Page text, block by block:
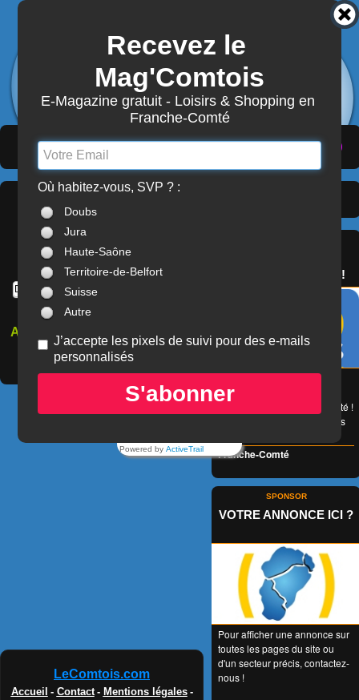
Franche-Comté
3904
7867
Abonnement Mag'Comtois
(ACTUALITÉS) (ANNUAIRE) (MON COMPTE )
Sports
Aucun résultat ne correspond
à votre recherche.
LeComtois.com
Accueil - Contact - Mentions légales -
LE PASS'COMTOIS !
😉 LA carte de réduction
accessible à tous et valable
1 an entier en Franche-Comté !
👍 + de 350 Partenaires dans
Franche-Comté
SPONSOR
VOTRE ANNONCE ICI ?
Pour afficher une annonce sur
toutes les pages du site ou
d'un secteur précis, contactez-
nous !
Recevez le
Mag'Comtois
E-Magazine gratuit - Loisirs & Shopping en
Franche-Comté
Où habitez-vous, SVP ? :
Doubs
Jura
Haute-Saône
Territoire-de-Belfort
Suisse
Autre
J’accepte les pixels de suivi pour des e-mails
personnalisés
S'abonner
Powered by ActiveTrail